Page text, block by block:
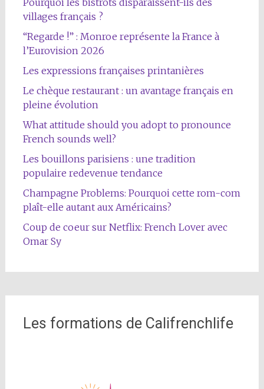
villages français ?
“Regarde !” : Monroe représente la France à
l’Eurovision 2026
Les expressions françaises printanières
Le chèque restaurant : un avantage français en
pleine évolution
What attitude should you adopt to pronounce
French sounds well?
Les bouillons parisiens : une tradition
populaire redevenue tendance
Champagne Problems: Pourquoi cette rom-com
plaît-elle autant aux Américains?
Coup de coeur sur Netflix: French Lover avec
Omar Sy
Les formations de Califrenchlife